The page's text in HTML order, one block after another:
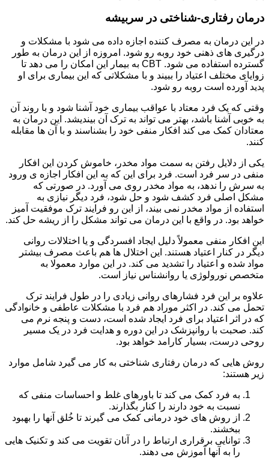
درمان رفتاری-شناختی در سربیشه
در این درمان به مصرف کننده اجازه داده می شود با مشکلات و
درگیری های ذهنی خود روبه رو شود. امروزه از این درمان به طور
گسترده استفاده می شود. CBT به بیمار این امکان را می دهد تا
زوایای مختلف اعتیاد را ببیند و با مشکلاتی که این بیماری برای او
پدید آورده است روبه رو شود.
وقتی که یک فرد معتاد با عواقب بیماری خود آشنا شود و با روند آن
به خوبی آشنا باشد، بهتر می تواند به ترک آن بیندیشد. این درمان به
معتادان کمک می کند افکار منفی خود را بشناسند و با آن ها مقابله
کنند.
یکی از دلایل رفتن به سمت مواد مخدر، خاموش کردن این افکار
منفی در سر فرد است. فرد برای این که به این افکار اجازه ی ورود
به سرش را ندهد، به مواد مخدر روی می آورد. در صورتی که
مشکل اصلی فرد کشف شود و حل شود، فرد دیگر نیازی به
استفاده از مواد مخدر نمی بیند، از این رو فرایند ترک موفقیت آمیز
خواهد بود. در واقع با این درمان می تواند مشکل را از ریشه حل کند.
این افکار منفی معمولاً دلیل ایجاد افسردگی و یا اختلالات روانی
دیگر در کنار اعتیاد هستند. این اختلال ها هم باعث مصرف بیشتر
مواد شده و اعتیاد را تشدید می کند. در این موارد معمولا به
متخصص نورولوژی یا روانشناس نیاز است.
علاوه بر این فرد فشارهای روانی زیادی را در طول فرایند ترک
تحمل می کند. در اکثر موراد هم فرد با مشکلات عاطفی و خانوادگی
که در اثر اعتیاد برای فرد ایجاد شده است، دست و پنجه نرم می
کند. صحبت با روانپزشک در این دوره و هدایت فرد در یک مسیر
روحی درست، بسیار کارامد خواهد بود.
روش هایی که درمان رفتاری شناختی به کار می گیرد شامل موارد
زیر هستند:
به فرد کمک می کند تا باورهای غلط و احساسات منفی که
نسبت به خود دارند را کنار بگذارند.
از روش های خود درمانی کمک می گیرند تا خُلق آنها را بهبود
ببخشند.
توانایی برقراری ارتباط را در آنان تقویت می کند و تکنیک هایی
را به آنها آموزش می دهند.